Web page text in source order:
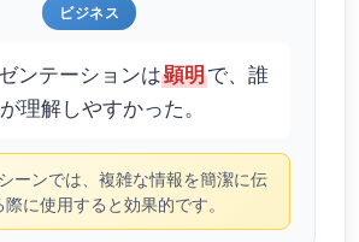
ビジネス
ンテーションは顕明で、誰
理解しやすかった。
ーンでは、複雑な情報を簡潔に伝
際に使用すると効果的です。